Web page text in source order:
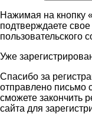
Нажимая на кнопку
подтверждаете
пользовательского
Уже
Спасибо за
отправлено письмо
сможете закончить
сайта для